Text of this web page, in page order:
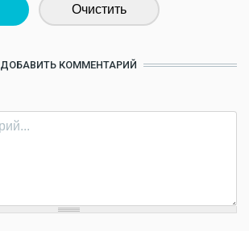
Очистить
ДОБАВИТЬ КОММЕНТАРИЙ